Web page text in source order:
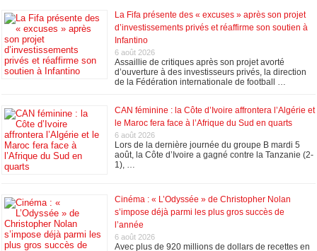
La Fifa présente des « excuses » après son projet
d’investissements privés et réaffirme son soutien à
Infantino
6 août 2026
Assaillie de critiques après son projet avorté
d’ouverture à des investisseurs privés, la direction
de la Fédération internationale de football …
CAN féminine : la Côte d’Ivoire affrontera l’Algérie et
le Maroc fera face à l’Afrique du Sud en quarts
6 août 2026
Lors de la dernière journée du groupe B mardi 5
août, la Côte d’Ivoire a gagné contre la Tanzanie (2-
1), …
Cinéma : « L’Odyssée » de Christopher Nolan
s’impose déjà parmi les plus gros succès de
l’année
6 août 2026
Avec plus de 920 millions de dollars de recettes en